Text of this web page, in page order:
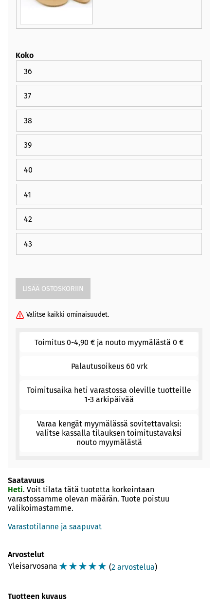
Koko
36
37
38
39
40
41
42
43
Valitse kaikki ominaisuudet.
Toimitus 0-4,90 € ja nouto myymälästä 0 €
Palautusoikeus 60 vrk
Toimitusaika heti varastossa oleville tuotteille
1-3 arkipäivää
Varaa kengät myymälässä sovitettavaksi:
valitse kassalla tilauksen toimitustavaksi
nouto myymälästä
Saatavuus
Heti. Voit tilata tätä tuotetta korkeintaan
varastossamme olevan määrän. Tuote poistuu
valikoimastamme.
Varastotilanne ja saapuvat
Arvostelut
Yleisarvosana ☆☆☆☆☆ (2 arvostelua)
Tuotteen kuvaus